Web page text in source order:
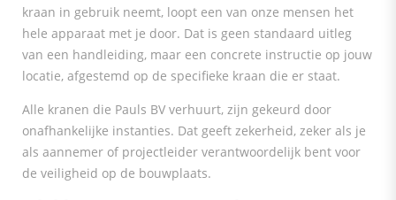
kraan in gebruik neemt, loopt een van onze mensen het
hele apparaat met je door. Dat is geen standaard uitleg
van een handleiding, maar een concrete instructie op jouw
locatie, afgestemd op de specifieke kraan die er staat.
Alle kranen die Pauls BV verhuurt, zijn gekeurd door
onafhankelijke instanties. Dat geeft zekerheid, zeker als je
als aannemer of projectleider verantwoordelijk bent voor
de veiligheid op de bouwplaats.